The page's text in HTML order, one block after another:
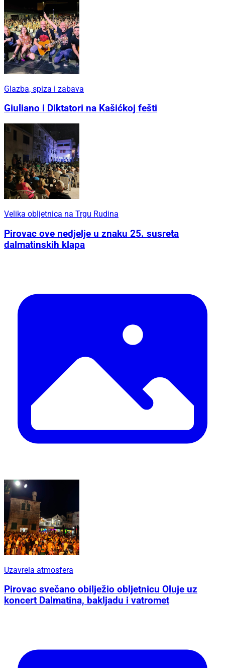
Glazba, spiza i zabava
Giuliano i Diktatori na Kašićkoj fešti
Velika obljetnica na Trgu Rudina
Pirovac ove nedjelje u znaku 25. susreta
dalmatinskih klapa
Uzavrela atmosfera
Pirovac svečano obilježio obljetnicu Oluje uz
koncert Dalmatina, bakljadu i vatromet